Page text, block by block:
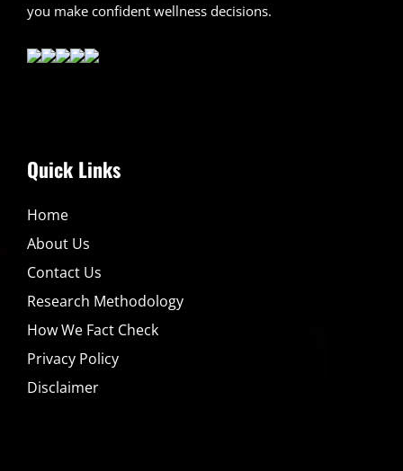
you make confident wellness decisions.
Quick Links
Home
About Us
Contact Us
Research Methodology
How We Fact Check
Privacy Policy
Disclaimer